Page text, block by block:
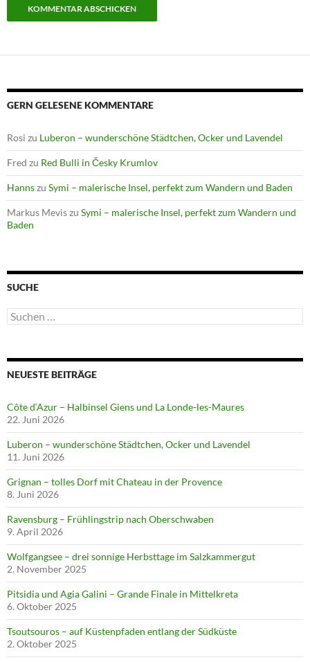
GERN GELESENE KOMMENTARE
Rosi zu Luberon – wunderschöne Städtchen, Ocker und Lavendel
Fred zu Red Bulli in Česky Krumlov
Hannszu Symi – malerische Insel, perfekt zum Wandern und Baden
Markus Meviszu Symi – malerische Insel, perfekt zum Wandern und
Baden
SUCHE
Suchen
nach:
NEUESTE BEITRÄGE
Côte d‘Azur – Halbinsel Giens und La Londe-les-Maures
22. Juni 2026
Luberon – wunderschöne Städtchen, Ocker und Lavendel
11. Juni 2026
Grignan – tolles Dorf mit Chateau in der Provence
8. Juni 2026
Ravensburg – Frühlingstrip nach Oberschwaben
9. April 2026
Wolfgangsee – drei sonnige Herbsttage im Salzkammergut
2. November 2025
Pitsidia und Agia Galini – Grande Finale in Mittelkreta
6. Oktober 2025
Tsoutsouros – auf Küstenpfaden entlang der Südküste
2. Oktober 2025